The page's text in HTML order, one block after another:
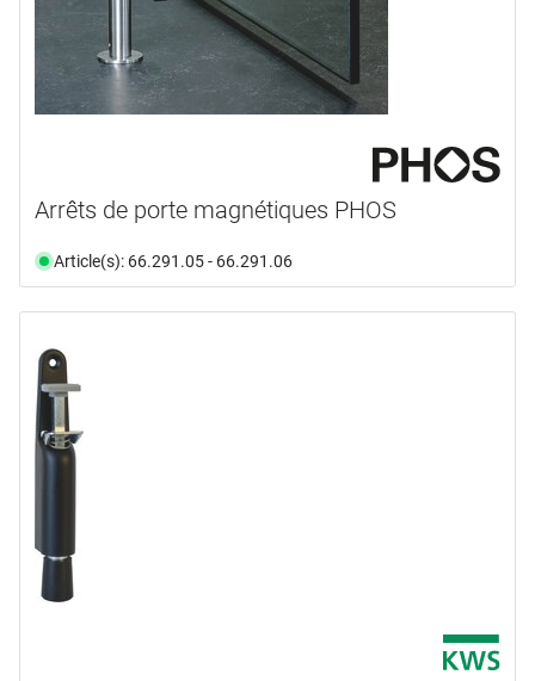
Arrêts de porte magnétiques PHOS
Article(s): 66.291.05 - 66.291.06